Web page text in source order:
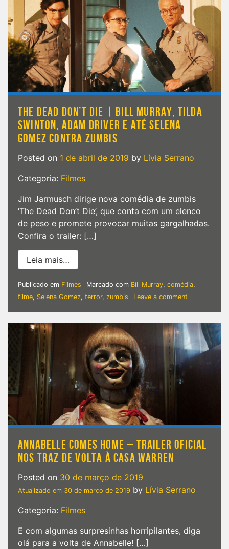
Bautista
estrela
nova
comédia
THE DEAD DON’T DIE | BILL MURRAY, TILDA
SWINTON, ADAM DRIVER E ATÉ SELENA
GOMEZ CONTRA ZUMBIS
Posted on 1 de abril de 2019 by Lívia Serrano
Categoria: Filmes
Jim Jarmusch dirige nova comédia de zumbis
‘The Dead Don’t Die’, que conta com um elenco
de peso e promete provocar muitas gargalhadas.
Confira o trailer: […]
Leia mais…
Publicado em Filmes Marcado com Bill Murray, comédia,
filme, Selena Gomez, terror, zumbis Leave a comment
DEAD
DON’T
DIE
|
Bill
Murray,
Selena
Gomez
contra
ANNABELLE COMES HOME – TRAILER OFICIAL
NOS TRAZ DE VOLTA À CASA WARREN
Posted on 30 de março de 2019
Atualizado em 30 de março de 2019 by Lívia Serrano
Categoria: Filmes
E com algumas surpresinhas horripilantes, diga
olá para a volta de Annabelle! […]